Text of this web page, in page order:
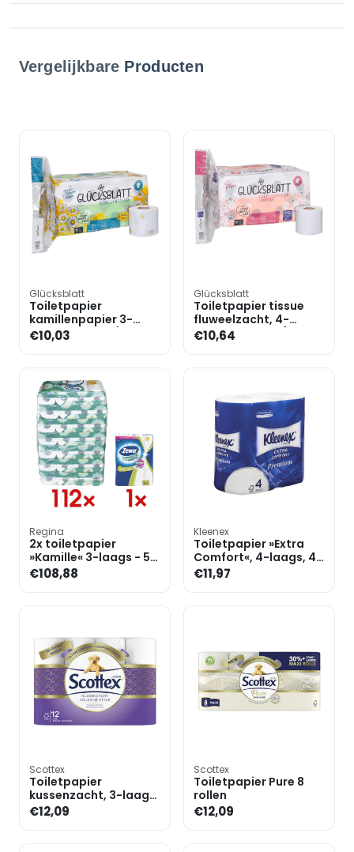
Vergelijkbare Producten
Glücksblatt
Toiletpapier
kamillenpapier 3-
laags 16 rollen (1 pak
van 16 rollen)
€10,03
Glücksblatt
Toiletpapier tissue
fluweelzacht, 4-
laags, 16 rollen (1 pak
van 16 rollen)
€10,64
Regina
2x toiletpapier
»Kamille« 3-laags - 56
rollen incl.
keukenroller 2-laags,
€108,88
Kleenex
Toiletpapier »Extra
Comfort«, 4-laags, 4
rollen
€11,97
Scottex
Toiletpapier
kussenzacht, 3-laags,
12 rollen
€12,09
Scottex
Toiletpapier Pure 8
rollen
€12,09